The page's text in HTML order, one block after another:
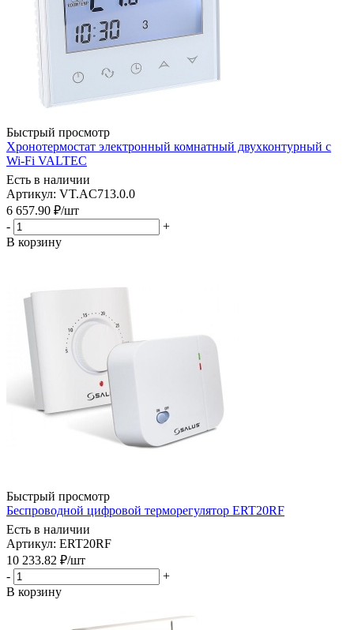
Быстрый просмотр
Хронотермостат электронный комнатный двухконтурный с
Wi-Fi VALTEC
Есть в наличии
Артикул: VT.AC713.0.0
6 657.90 ₽/шт
-
+
В корзину
Быстрый просмотр
Беспроводной цифровой терморегулятор ERT20RF
Есть в наличии
Артикул: ERT20RF
10 233.82 ₽/шт
-
+
В корзину